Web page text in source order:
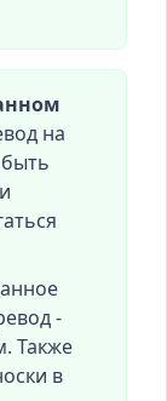
на
-
Также
в